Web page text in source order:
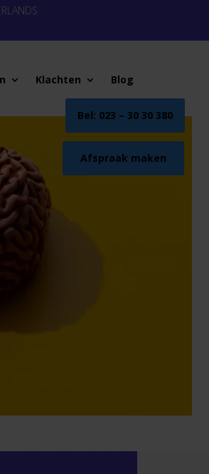
Klachten
Blog
Bel: 023 – 30 30 380
Afspraak maken